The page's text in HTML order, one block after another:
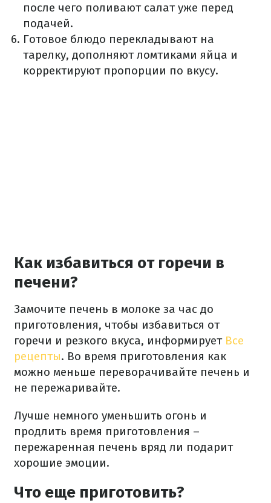
после чего поливают салат уже перед
подачей.
Готовое блюдо перекладывают на
тарелку, дополняют ломтиками яйца и
корректируют пропорции по вкусу.
Как избавиться от горечи в
печени?
Замочите печень в молоке за час до
приготовления, чтобы избавиться от
горечи и резкого вкуса, информируетВсе
рецепты. Во время приготовления как
можно меньше переворачивайте печень и
не пережаривайте.
Лучше немного уменьшить огонь и
продлить время приготовления –
пережаренная печень вряд ли подарит
хорошие эмоции.
Что еще приготовить?